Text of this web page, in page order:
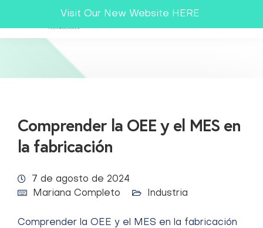
Visit Our New Website HERE
Comprender la OEE y el MES en
la fabricación
7 de agosto de 2024
Mariana Completo
Industria
Comprender la OEE y el MES en la fabricación